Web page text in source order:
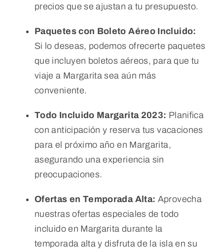
precios que se ajustan a tu presupuesto.
Paquetes con Boleto Aéreo Incluido:
Si lo deseas, podemos ofrecerte paquetes
que incluyen boletos aéreos, para que tu
viaje a Margarita sea aún más
conveniente.
Todo Incluido Margarita 2023: Planifica
con anticipación y reserva tus vacaciones
para el próximo año en Margarita,
asegurando una experiencia sin
preocupaciones.
Ofertas en Temporada Alta: Aprovecha
nuestras ofertas especiales de todo
incluido en Margarita durante la
temporada alta y disfruta de la isla en su